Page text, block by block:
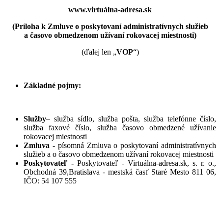
www.virtuálna-adresa.sk
(Príloha k Zmluve o poskytovaní administratívnych služieb
a časovo obmedzenom užívaní rokovacej miestnosti)
(ďalej len „VOP“)
Základné pojmy:
Služby– služba sídlo, služba pošta, služba telefónne číslo,
služba faxové číslo, služba časovo obmedzené užívanie
rokovacej miestnosti
Zmluva - písomná Zmluva o poskytovaní administratívnych
služieb a o časovo obmedzenom užívaní rokovacej miestnosti
Poskytovateľ - Poskytovateľ - Virtuálna-adresa.sk, s. r. o.,
Obchodná 39,Bratislava - mestská časť Staré Mesto 811 06,
IČO: 54 107 555